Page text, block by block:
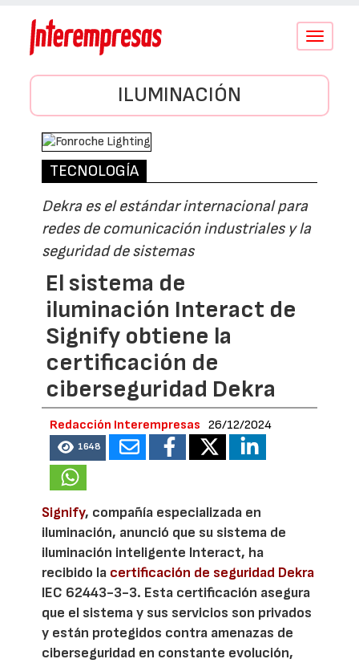
Conmutar
ILUMINACIÓN
TECNOLOGÍA
Dekra es el estándar internacional para
redes de comunicación industriales y la
seguridad de sistemas
El sistema de
iluminación Interact de
Signify obtiene la
certificación de
ciberseguridad Dekra
Redacción Interempresas 26/12/2024
1648
Signify, compañía especializada en
iluminación, anunció que su sistema de
iluminación inteligente Interact, ha
recibido la certificación de seguridad Dekra
IEC 62443-3-3. Esta certificación asegura
que el sistema y sus servicios son privados
y están protegidos contra amenazas de
ciberseguridad en constante evolución,